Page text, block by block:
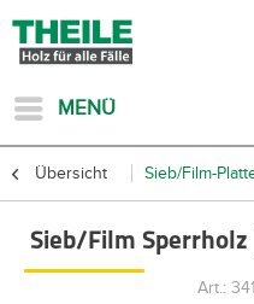
MENÜ
Übersicht Sieb/Film-
Sieb/Film
Art.: